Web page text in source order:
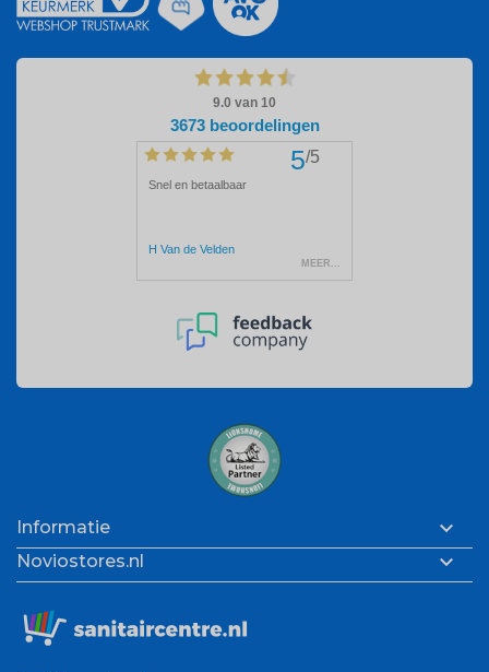
Informatie 
Noviostores.nl 